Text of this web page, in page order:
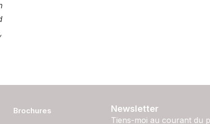
Brochures
Newsletter
Tiens-moi au courant du